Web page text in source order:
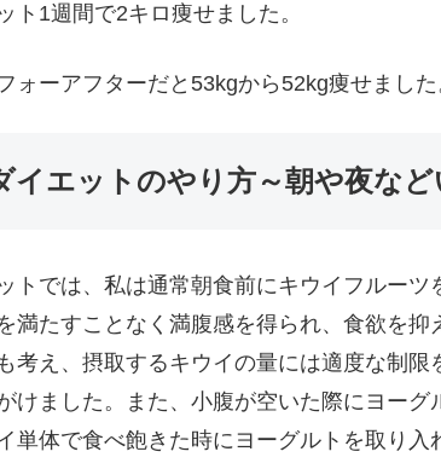
ト1週間で2キロ痩せました。
ォーアフターだと53kgから52kg痩せました
イエットのやり方～朝や夜など
トでは、私は通常朝食前にキウイフルー
満たすことなく満腹感を得られ、食欲を
考え、摂取するキウイの量には適度な制
けました。また、小腹が空いた際にヨーグ
単体で食べ飽きた時にヨーグルトを取り入